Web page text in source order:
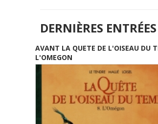
DERNIÈRES
AVANT LA QUETE DE L'OISEAU DU
L'OMEGON